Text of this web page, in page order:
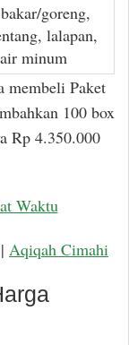
goreng,
lalapan,
minum
membeli Paket
100 box
Rp 4.350.000
Waktu
| Aqiqah Cimahi